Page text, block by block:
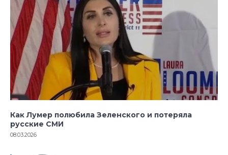
Как Лумер полюбила Зеленского и потеряла
русские СМИ
08.03.2026